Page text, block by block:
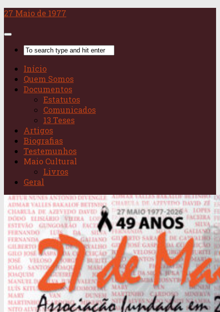
Skip
content
27 Maio de 1977
Início
Quem Somos
Documentos
Estatutos
Comunicados
13 Teses
Artigos
Biografias
Testemunhos
Maio Cultural
Livros
Geral